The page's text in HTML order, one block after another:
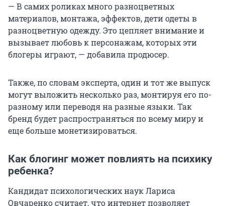
— В самих роликах много разноцветных
материалов, монтажа, эффектов, дети одеты в
разноцветную одежду. Это цепляет внимание и
вызывает любовь к персонажам, которых эти
блогеры играют, — добавила продюсер.
Также, по словам эксперта, один и тот же выпуск
могут выложить несколько раз, монтируя его по-
разному или переводя на разные языки. Так
бренд будет распространяться по всему миру и
еще больше монетизироваться.
Как блогинг может повлиять на психику
ребенка?
Кандидат психологических наук Лариса
Овчаренко считает, что интернет позволяет